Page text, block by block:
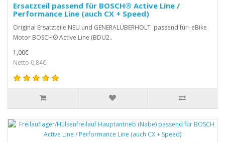
Ersatzteil passend für BOSCH® Active Line /
Performance Line (auch CX + Speed)
Original Ersatzteile NEU und GENERALÜBERHOLT passend für- eBike
Motor BOSCH® Active Line (BDU2..
1,00€
Netto 0,84€